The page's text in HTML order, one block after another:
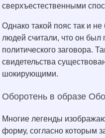
сверхъестественными
Однако такой пояс так и
людей считали, что он был
политического заговора.
свидетельства
шокирующими.
Оборотень в образе
Многие легенды
форму, согласно которым